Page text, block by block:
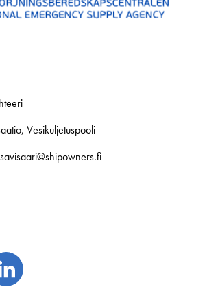
Vesikuljetuspooli